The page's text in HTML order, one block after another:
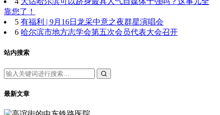
靠您了！
5 有福利 | 9月16日龙采中意之夜群星演唱会
6 哈尔滨市地方志学会第五次会员代表大会召开
站内搜索
最新文章